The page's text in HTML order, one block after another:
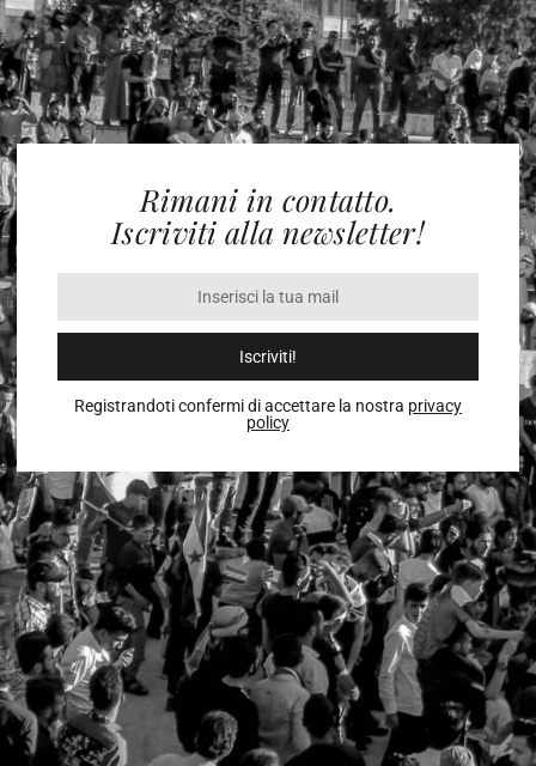
Rimani in contatto.
Iscriviti alla newsletter!
Iscriviti!
Registrandoti confermi di accettare la nostra privacy
policy